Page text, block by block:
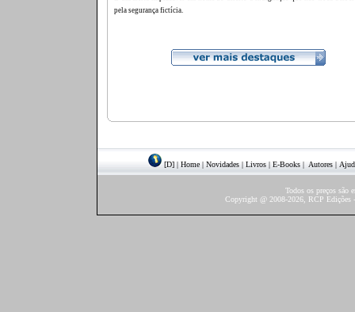
pela segurança fictícia.
[D] | Home | Novidades | Livros | E-Books | Autores |
Todos os preços são
Copyright @ 2008-2026, RCP Edições